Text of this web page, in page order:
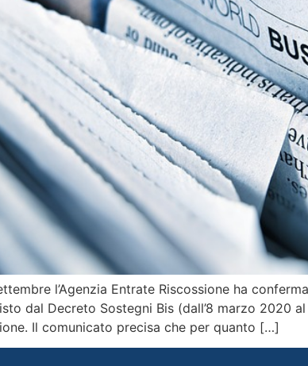
l’Agenzia Entrate Riscossione ha
dal Decreto Sostegni Bis (dall’8 marzo 2020
Il comunicato precisa che per quanto […]